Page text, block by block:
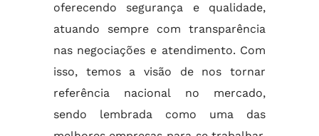
oferecendo segurança e qualidade,
atuando sempre com transparência
nas negociações e atendimento. Com
isso, temos a visão de nos tornar
referência nacional no mercado,
sendo lembrada como uma das